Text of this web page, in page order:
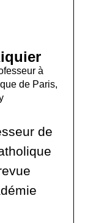
à
de Paris,
de